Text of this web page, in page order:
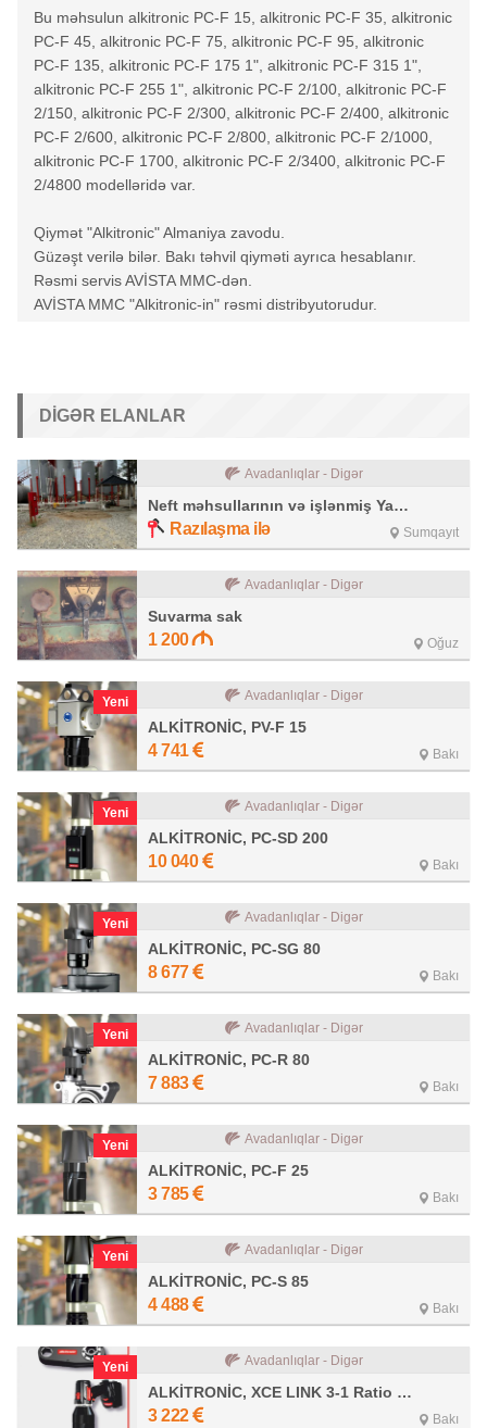
Bu məhsulun alkitronic PC-F 15, alkitronic PC-F 35, alkitronic
PC-F 45, alkitronic PC-F 75, alkitronic PC-F 95, alkitronic
PC-F 135, alkitronic PC-F 175 1", alkitronic PC-F 315 1",
alkitronic PC-F 255 1", alkitronic PC-F 2/100, alkitronic PC-F
2/150, alkitronic PC-F 2/300, alkitronic PC-F 2/400, alkitronic
PC-F 2/600, alkitronic PC-F 2/800, alkitronic PC-F 2/1000,
alkitronic PC-F 1700, alkitronic PC-F 2/3400, alkitronic PC-F
2/4800 modelləridə var.
Qiymət "Alkitronic" Almaniya zavodu.
Güzəşt verilə bilər. Bakı təhvil qiyməti ayrıca hesablanır.
Rəsmi servis AVİSTA MMC-dən.
AVİSTA MMC "Alkitronic-in" rəsmi distribyutorudur.
DIGƏR ELANLAR
Avadanlıqlar - Digər
Neft məhsullarının və işlənmiş Yağların təkrar emalı zavodu
Razılaşma ilə Sumqayıt
Avadanlıqlar - Digər
Suvarma sak
1 200 Oğuz
Yeni Avadanlıqlar - Digər
ALKİTRONİC, PV-F 15
4 741 Bakı
Yeni Avadanlıqlar - Digər
ALKİTRONİC, PC-SD 200
10 040 Bakı
Yeni Avadanlıqlar - Digər
ALKİTRONİC, PC-SG 80
8 677 Bakı
Yeni Avadanlıqlar - Digər
ALKİTRONİC, PC-R 80
7 883 Bakı
Yeni Avadanlıqlar - Digər
ALKİTRONİC, PC-F 25
3 785 Bakı
Yeni Avadanlıqlar - Digər
ALKİTRONİC, PC-S 85
4 488 Bakı
Yeni Avadanlıqlar - Digər
ALKİTRONİC, XCE LINK 3-1 Ratio 3.4
3 222 Bakı